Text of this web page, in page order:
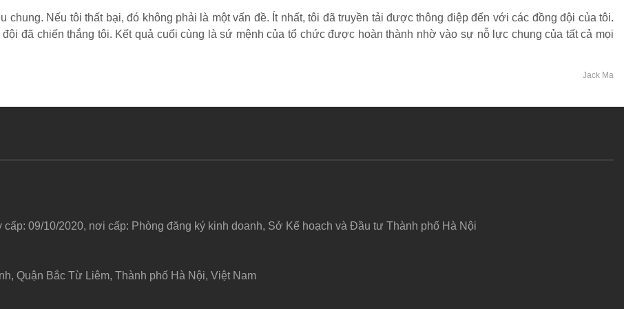
Nếu tôi thất bại, đó không phải là một vấn đề. Ít nhất, tôi đã truyền tải được thông điệp đến với các đồng đội của tôi.
đã chiến thắng tôi. Kết quả cuối cùng là sứ mệnh của tổ chức được hoàn thành nhờ vào sự nỗ lực chung của tất cả mọi
Jack Ma
cấp: 09/10/2020, nơi cấp: Phòng đăng ký kinh doanh, Sở Kế hoạch và Đầu tư Thành phố Hà Nội
Quận Bắc Từ Liêm, Thành phố Hà Nội, Việt Nam